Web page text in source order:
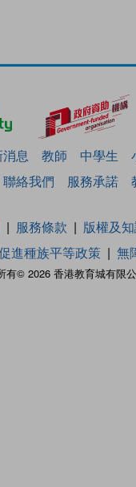
息 教師 中學生
聯絡我們 服務承諾
有© 2026 香港教育城有限
服務條款
版權及
進種族平等政策 無